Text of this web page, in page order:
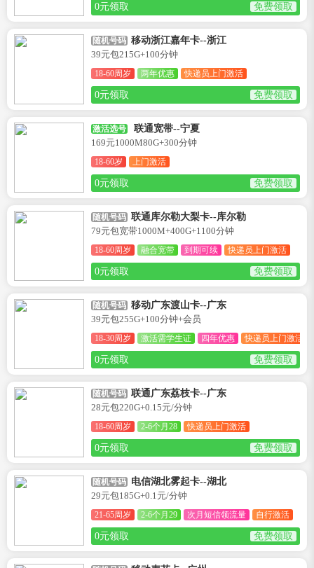
0元领取 免费领取
随机号码 移动浙江嘉年卡--浙江
39元包215G+100分钟
18-60周岁 两年优惠 快递员上门激活
0元领取 免费领取
激活选号
联通宽带--宁夏
169元1000M80G+300分钟
18-60岁 上门激活
0元领取 免费领取
随机号码 联通库尔勒大梨卡--库尔勒
79元包宽带1000M+400G+1100分钟
18-60周岁 融合宽带 到期可续 快递员上门激活
0元领取 免费领取
随机号码 移动广东渡山卡--广东
39元包255G+100分钟+会员
18-30周岁 激活需学生证 四年优惠 快递员上门激活
0元领取 免费领取
随机号码 联通广东荔枝卡--广东
28元包220G+0.15元/分钟
18-60周岁 2-6个月28 快递员上门激活
0元领取 免费领取
随机号码 电信湖北雾起卡--湖北
29元包185G+0.1元/分钟
21-65周岁 2-6个月29 次月短信领流量 自行激活
0元领取 免费领取